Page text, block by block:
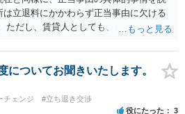
立退料にかかわらず正当事由に欠ける
ただし、賃貸人としても、裁判を始める
するのが通常です。 その場合には、一
料と引き換えに明渡請求が認められるこ
明渡請求が認められないこともありま
についてお聞きいたします。
チェンジ #立ち退き交渉
役にたった 3